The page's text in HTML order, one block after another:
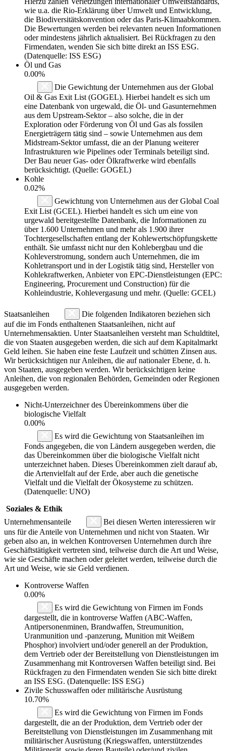
wie u.a. die Rio-Erklärung über Umwelt und Entwicklung,
die Biodiversitätskonvention oder das Paris-Klimaabkommen.
Die Bewertungen werden bei relevanten neuen Informationen
oder mindestens jährlich aktualisiert. Bei Rückfragen zu den
Firmendaten, wenden Sie sich bitte direkt an ISS ESG.
(Datenquelle: ISS ESG)
Öl und Gas
0.00%
Die Gewichtung der Unternehmen aus der Global
Oil & Gas Exit List (GOGEL). Hierbei handelt es sich um
eine Datenbank von urgewald, die Öl- und Gasunternehmen
aus dem Upstream-Sektor – also solche, die in der
Exploration oder Förderung von Öl und Gas als fossilen
Energieträgern tätig sind – sowie Unternehmen aus dem
Midstream-Sektor umfasst, die an der Planung weiterer
Infrastrukturen wie Pipelines oder Terminals beteiligt sind.
Der Bau neuer Gas- oder Ölkraftwerke wird ebenfalls
berücksichtigt. (Quelle: GOGEL)
Kohle
0.02%
Gewichtung von Unternehmen aus der Global Coal
Exit List (GCEL). Hierbei handelt es sich um eine von
urgewald bereitgestellte Datenbank, die Informationen zu
über 1.600 Unternehmen und mehr als 1.900 ihrer
Tochtergesellschaften entlang der Kohlewertschöpfungskette
enthält. Sie umfasst nicht nur den Kohlebergbau und die
Kohleverstromung, sondern auch Unternehmen, die im
Kohletransport und in der Logistik tätig sind, Hersteller von
Kohlekraftwerken, Anbieter von EPC-Dienstleistungen (EPC:
Engineering, Procurement und Construction) für die
Kohleindustrie, Kohlevergasung und mehr. (Quelle: GCEL)
Staatsanleihen
Die folgenden Indikatoren beziehen sich
auf die im Fonds enthaltenen Staatsanleihen, nicht auf
Unternehmensaktien. Unter Staatsanleihen versteht man Schuldtitel,
die von Staaten ausgegeben werden, die sich auf dem Kapitalmarkt
Geld leihen. Sie haben eine feste Laufzeit und schütten Zinsen aus.
Wir berücksichtigen nur Anleihen, die auf nationaler Ebene, d. h.
von Staaten, ausgegeben werden. Wir berücksichtigen keine
Anleihen, die von regionalen Behörden, Gemeinden oder Regionen
ausgegeben werden.
Nicht-Unterzeichner des Übereinkommens über die
biologische Vielfalt
0.00%
Es wird die Gewichtung von Staatsanleihen im
Fonds angegeben, die von Ländern ausgegeben werden, die
das Übereinkommen über die biologische Vielfalt nicht
unterzeichnet haben. Dieses Übereinkommen zielt darauf ab,
die Artenvielfalt auf der Erde, aber auch die genetische
Vielfalt und die Vielfalt der Ökosysteme zu schützen.
(Datenquelle: UNO)
Soziales & Ethik
Unternehmensanteile
Bei diesen Werten interessieren wir
uns für die Anteile von Unternehmen und nicht von Staaten. Wir
geben also an, in welchen Kontroversen Unternehmen durch ihre
Geschäftstätigkeit vertreten sind, teilweise durch die Art und Weise,
wie sie Geschäfte machen oder geleitet werden, teilweise durch die
Art und Weise, wie sie Geld verdienen.
Kontroverse Waffen
0.00%
Es wird die Gewichtung von Firmen im Fonds
dargestellt, die in kontroverse Waffen (ABC-Waffen,
Antipersonenminen, Brandwaffen, Streumunition,
Uranmunition und -panzerung, Munition mit Weißem
Phosphor) involviert und/oder generell an der Produktion,
dem Vertrieb oder der Bereitstellung von Dienstleistungen im
Zusammenhang mit Kontroversen Waffen beteiligt sind. Bei
Rückfragen zu den Firmendaten wenden Sie sich bitte direkt
an ISS ESG. (Datenquelle: ISS ESG)
Zivile Schusswaffen oder militärische Ausrüstung
10.70%
Es wird die Gewichtung von Firmen im Fonds
dargestellt, die an der Produktion, dem Vertrieb oder der
Bereitstellung von Dienstleistungen im Zusammenhang mit
militärischer Ausrüstung (Kriegswaffen, unterstützendes